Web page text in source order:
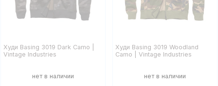
Худи Basing 3019 Dark Camo |
Vintage Industries
Худи Basing 3019 Woodland
Camo | Vintage Industries